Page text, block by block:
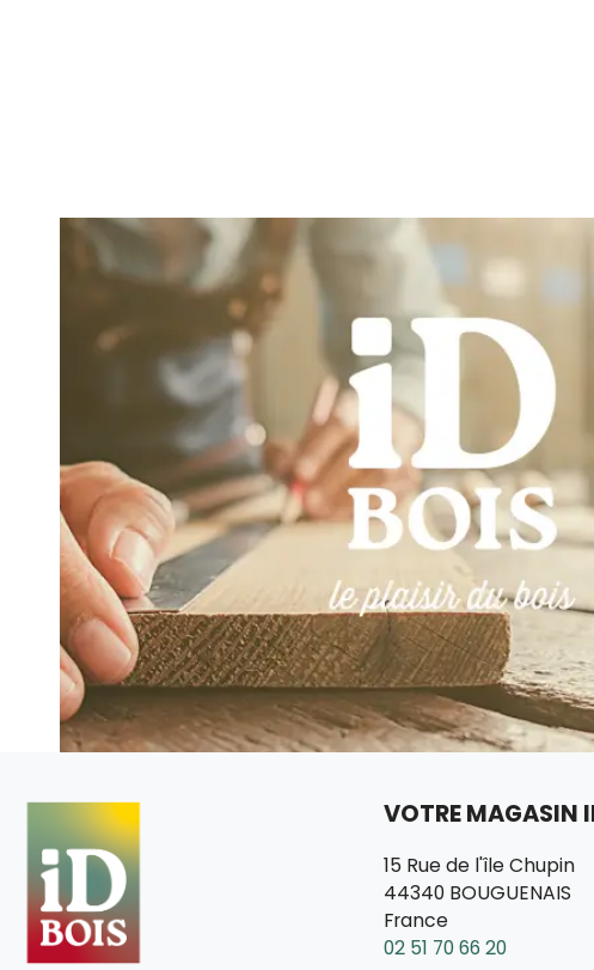
VOTRE MAGASIN
15 Rue de l'île Chupin
44340 BOUGUENAIS
France
02 51 70 66 20